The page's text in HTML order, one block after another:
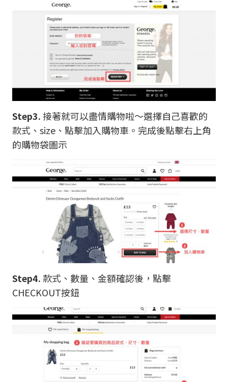
Step3.接著就可以盡情購物啦～選擇自己喜歡的
款式、size、點擊加入購物車。完成後點擊右上角
的購物袋圖示
Step4.款式、數量、金額確認後，點擊
CHECKOUT按鈕